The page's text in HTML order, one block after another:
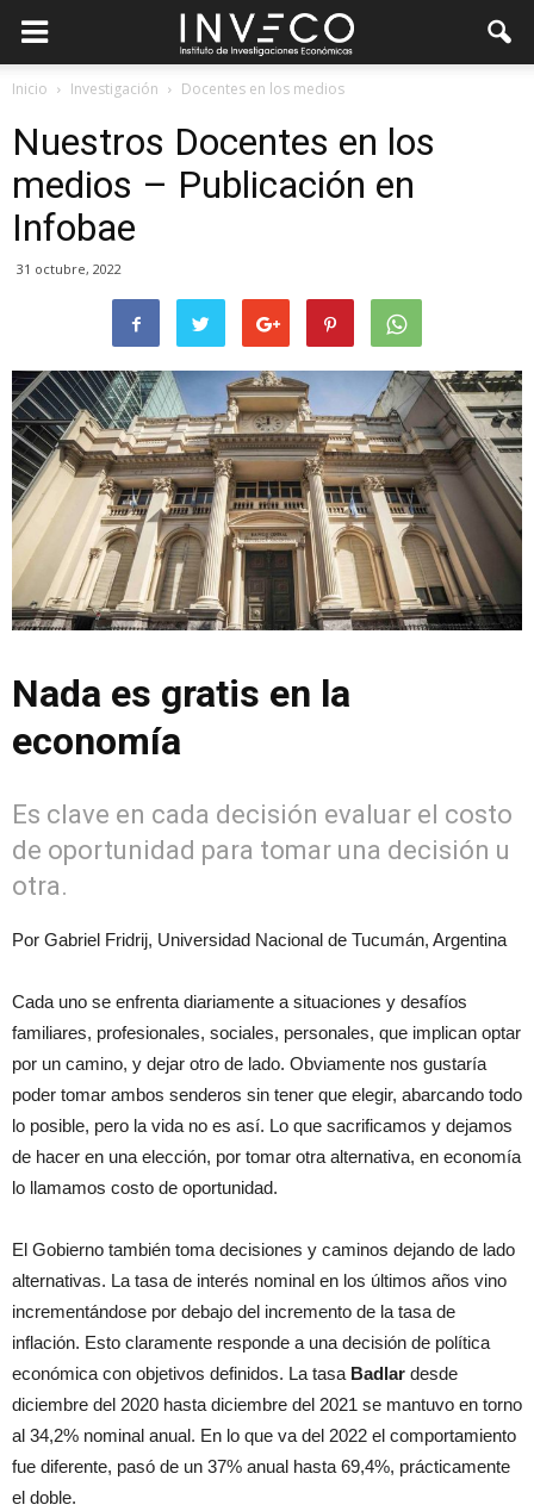
Inicio Investigación Docentes en los medios
Nuestros Docentes en los
medios – Publicación en
Infobae
31 octubre, 2022
Nada es gratis en la
economía
Es clave en cada decisión evaluar el costo
de oportunidad para tomar una decisión u
otra.
Por Gabriel Fridrij, Universidad Nacional de Tucumán, Argentina
Cada uno se enfrenta diariamente a situaciones y desafíos
familiares, profesionales, sociales, personales, que implican optar
por un camino, y dejar otro de lado. Obviamente nos gustaría
poder tomar ambos senderos sin tener que elegir, abarcando todo
lo posible, pero la vida no es así. Lo que sacrificamos y dejamos
de hacer en una elección, por tomar otra alternativa, en economía
lo llamamos costo de oportunidad.
El Gobierno también toma decisiones y caminos dejando de lado
alternativas. La tasa de interés nominal en los últimos años vino
incrementándose por debajo del incremento de la tasa de
inflación. Esto claramente responde a una decisión de política
económica con objetivos definidos. La tasa Badlar desde
diciembre del 2020 hasta diciembre del 2021 se mantuvo en torno
al 34,2% nominal anual. En lo que va del 2022 el comportamiento
fue diferente, pasó de un 37% anual hasta 69,4%, prácticamente
el doble.